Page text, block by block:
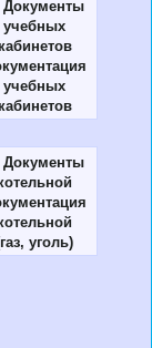
учебных
кабинетов
уголь)